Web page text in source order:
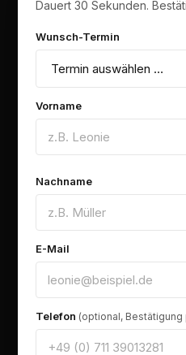
Dauert 30 Sekunden.
Wunsch-Termin
Vorname
Nachname
E-Mail
Telefon (optional, Bestätigung